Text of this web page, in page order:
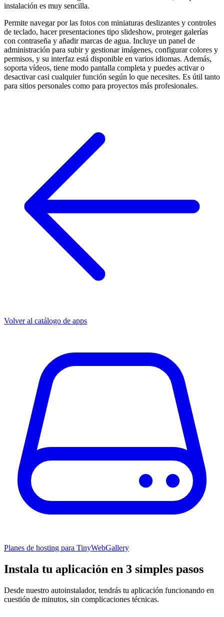
instalación es muy sencilla.
Permite navegar por las fotos con miniaturas deslizantes y controles
de teclado, hacer presentaciones tipo slideshow, proteger galerías
con contraseña y añadir marcas de agua. Incluye un panel de
administración para subir y gestionar imágenes, configurar colores y
permisos, y su interfaz está disponible en varios idiomas. Además,
soporta vídeos, tiene modo pantalla completa y puedes activar o
desactivar casi cualquier función según lo que necesites. Es útil tanto
para sitios personales como para proyectos más profesionales.
Volver al catálogo de apps
Planes de hosting para TinyWebGallery
Instala tu aplicación en 3 simples pasos
Desde nuestro autoinstalador, tendrás tu aplicación funcionando en
cuestión de minutos, sin complicaciones técnicas.